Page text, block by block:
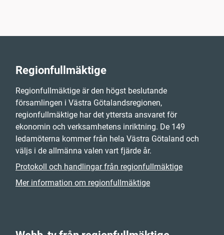
Regionfullmäktige
Regionfullmäktige är den högst beslutande
församlingen i Västra Götalandsregionen,
regionfullmäktige har det yttersta ansvaret för
ekonomin och verksamhetens inriktning. De 149
ledamöterna kommer från hela Västra Götaland och
väljs i de allmänna valen vart fjärde år.
Protokoll och handlingar från regionfullmäktige
Mer information om regionfullmäktige